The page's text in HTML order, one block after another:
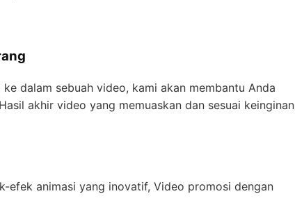
dalam sebuah video, kami akan membantu Anda
akhir video yang memuaskan dan sesuai keinginan
efek animasi yang inovatif, Video promosi dengan